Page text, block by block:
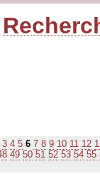
3 4 5 6 7 8 9 10 11 12
49 50 51 52 53 54 55